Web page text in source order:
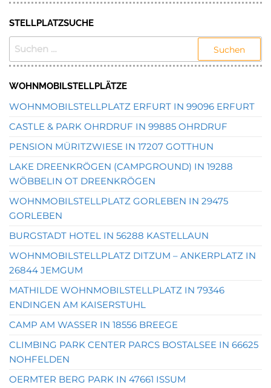
STELLPLATZSUCHE
SUCHEN
WOHNMOBILSTELLPLÄTZE
WOHNMOBILSTELLPLATZ ERFURT IN 99096 ERFURT
CASTLE & PARK OHRDRUF IN 99885 OHRDRUF
PENSION MÜRITZWIESE IN 17207 GOTTHUN
LAKE DREENKRÖGEN (CAMPGROUND) IN 19288
WÖBBELIN OT DREENKRÖGEN
WOHNMOBILSTELLPLATZ GORLEBEN IN 29475
GORLEBEN
BURGSTADT HOTEL IN 56288 KASTELLAUN
WOHNMOBILSTELLPLATZ DITZUM – ANKERPLATZ IN
26844 JEMGUM
MATHILDE WOHNMOBILSTELLPLATZ IN 79346
ENDINGEN AM KAISERSTUHL
CAMP AM WASSER IN 18556 BREEGE
CLIMBING PARK CENTER PARCS BOSTALSEE IN 66625
NOHFELDEN
OERMTER BERG PARK IN 47661 ISSUM